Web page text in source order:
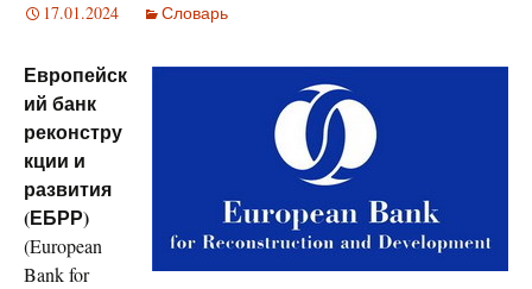
17.01.2024 Словарь
Европейск
ий банк
реконстру
кции и
развития
(ЕБРР)
(European
Bank for